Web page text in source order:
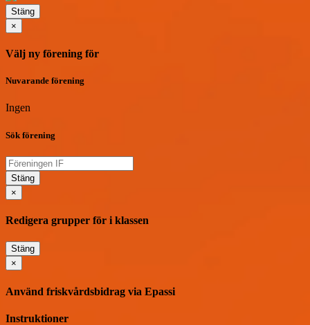
Stäng
×
Välj ny förening för
Nuvarande förening
Ingen
Sök förening
Stäng
×
Redigera grupper för i klassen
Stäng
×
Använd friskvårdsbidrag via Epassi
Instruktioner